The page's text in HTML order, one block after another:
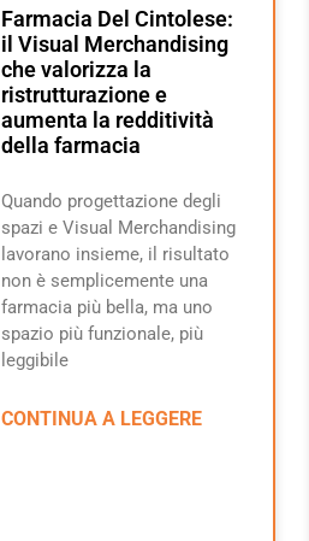
Farmacia Del Cintolese:
il Visual Merchandising
che valorizza la
ristrutturazione e
aumenta la redditività
della farmacia
Quando progettazione degli
spazi e Visual Merchandising
lavorano insieme, il risultato
non è semplicemente una
farmacia più bella, ma uno
spazio più funzionale, più
leggibile
CONTINUA A LEGGERE